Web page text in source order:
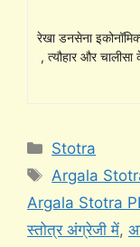
रेखा डनसेना
, त्यौहार और
Categories
Stotra
Tags
Argala
Argala Stotra
स्तोत्र अंग्रेजी में,